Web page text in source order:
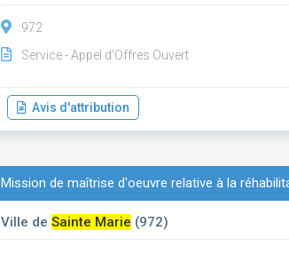
972
Service - Appel d'Offres Ouvert
Avis d'attribution
Mission de maîtrise d'oeuvre relative à la
Ville deSainte Marie (972)